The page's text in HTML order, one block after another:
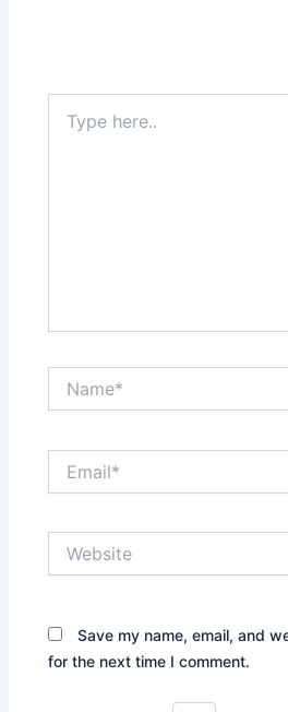
here..
Save my name, email, and
for the next time I comment.